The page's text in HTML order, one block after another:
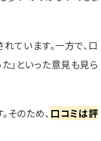
ています。一方で、口
」といった意見も見ら
そのため、 口コミは評